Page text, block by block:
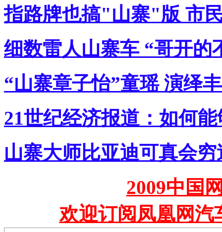
指路牌也搞"山寨"版 市
细数雷人山寨车 “哥开的
“山寨章子怡”童瑶 演绎
21世纪经济报道：如何
山寨大师比亚迪可真会
2009中国
欢迎订阅凤凰网汽